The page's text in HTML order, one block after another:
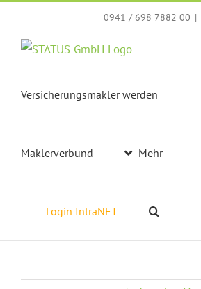
Inhalt
springen
0941 / 698 7882 00 |
Versicherungsmakler werden
Maklerverbund Mehr
Login IntraNET